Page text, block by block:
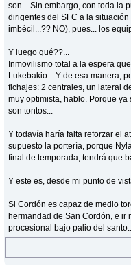
son... Sin embargo, con toda la
dirigentes del SFC a la
imbécil...?? NO), pues... los
Y luego qué??...
Inmovilismo total a la espera
Lukebakio... Y de esa manera,
fichajes: 2 centrales, un lateral
muy optimista, hablo. Porque
son tontos...
Y todavía haría falta reforzar el
supuesto la portería, porque
final de temporada, tendrá que
Y este es, desde mi punto de
Si Cordón es capaz de medio
hermandad de San Cordón, e
procesional bajo palio del